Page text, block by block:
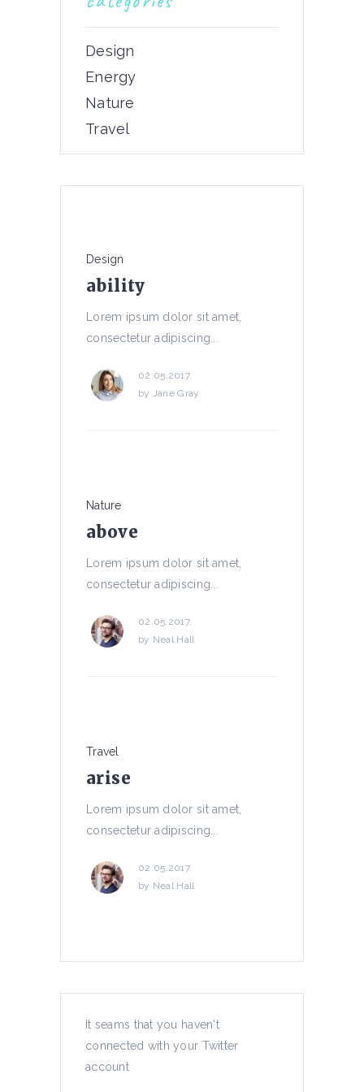
Design
Energy
Nature
Travel
Design
ability
Lorem ipsum dolor sit amet,
consectetur adipiscing...
02.05.2017.
by Jane Gray
Nature
above
Lorem ipsum dolor sit amet,
consectetur adipiscing...
02.05.2017.
by Neal Hall
Travel
arise
Lorem ipsum dolor sit amet,
consectetur adipiscing...
02.05.2017.
by Neal Hall
Energy Nature
atmosphere
Lorem ipsum dolor sit amet,
It seams that you haven't
connected with your Twitter
account